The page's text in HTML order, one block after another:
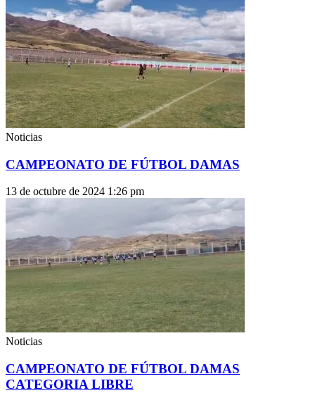
Noticias
CAMPEONATO DE FÚTBOL DAMAS
13 de octubre de 2024 1:26 pm
Noticias
CAMPEONATO DE FÚTBOL DAMAS
CATEGORIA LIBRE